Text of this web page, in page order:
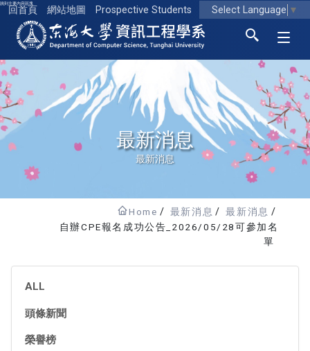
跳到主要內容區塊
回首頁 網站地圖 Prospective Students Select Language ▼
東海大學logo
最新消息
最新消息
Home 最新消息
最新消息
自辦CPE報名成功公告_2026/05/28可參加名
單
ALL
頭條新聞
榮譽榜